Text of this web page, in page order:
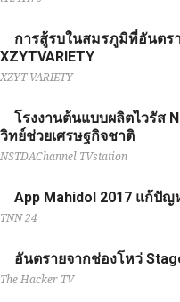
การสู้รบในสมรภูมิที่อันตร
XZYTVARIETY
XZYT VARIETY
โรงงานต้นแบบผลิตไวรัส
วิทย์ช่วยเศรษฐกิจชาติ
NSTDAChannel TVstation
App Mahidol 2017 แก้ปั
TNN 24
อันตรายจากช่องโหว่
The Hacker TV